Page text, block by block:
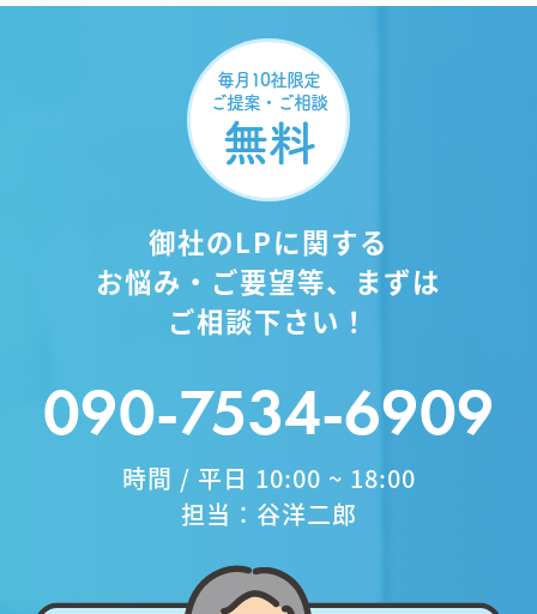
毎月10社限定
ご提案・ご相談
無料
御社のLPに関する
お悩み・ご要望等、まずは
ご相談下さい！
090-7534-6909
時間 / 平日 10:00 ~ 18:00
担当：谷洋二郎